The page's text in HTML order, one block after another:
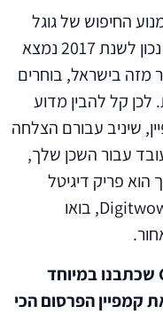
החיפוש של גוגל
שולט בנתח שוק ענק (!). ואם נדייק, נכון לשנת 2017 נמצא
מזה בישראל, בוחרים
קל להבין מדוע
שיניב עבורם הצלחה
עבור השכן שלך,
הוא פריק דיגיטל
מקצועי ומיומן, ולשם כך אנחנו כאן, Digitwow, בואו
לפניכם מדריך Google Adwords שכתבנו במיוחד
קמפיין הפרסום הכי